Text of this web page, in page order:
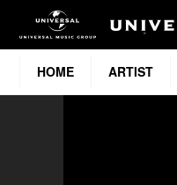
HOME ARTIST